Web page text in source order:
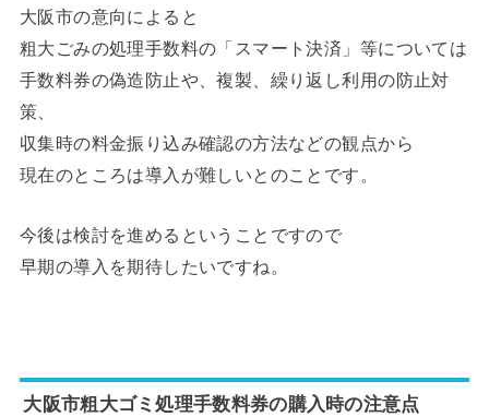
大阪市の意向によると
粗大ごみの処理手数料の「スマート決済」等については
手数料券の偽造防止や、複製、繰り返し利用の防止対
策、
収集時の料金振り込み確認の方法などの観点から
現在のところは導入が難しいとのことです。
今後は検討を進めるということですので
早期の導入を期待したいですね。
大阪市粗大ゴミ処理手数料券の購入時の注意点